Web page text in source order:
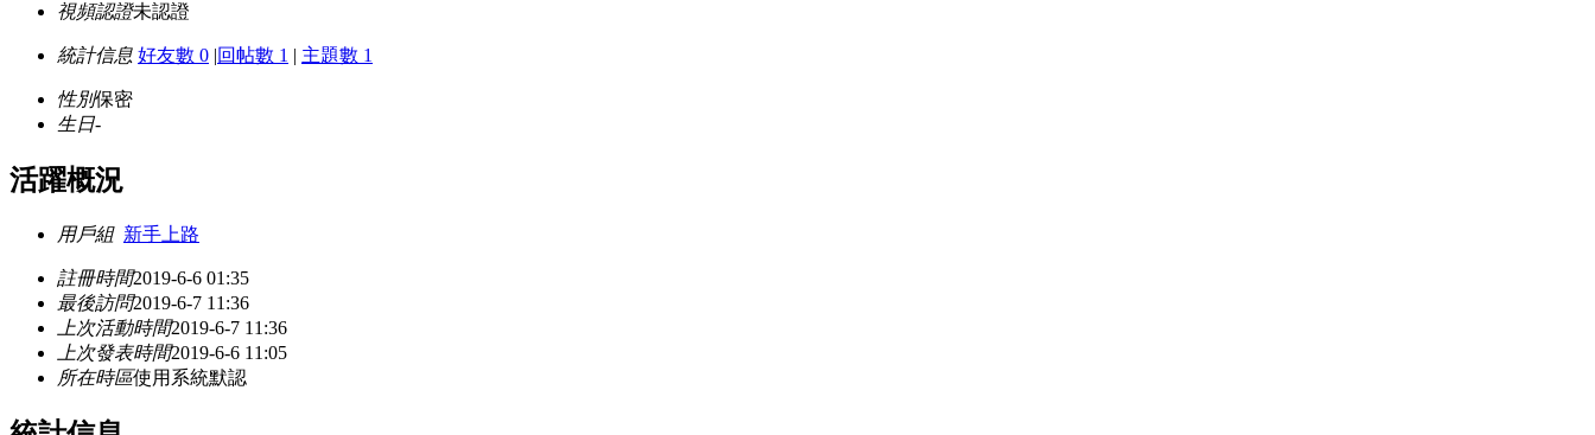
視頻認證未認證
統計信息 好友數 0 |回帖數 1 | 主題數 1
性別保密
生日-
活躍概況
用戶組 新手上路
註冊時間2019-6-6 01:35
最後訪問2019-6-7 11:36
上次活動時間2019-6-7 11:36
上次發表時間2019-6-6 11:05
所在時區使用系統默認